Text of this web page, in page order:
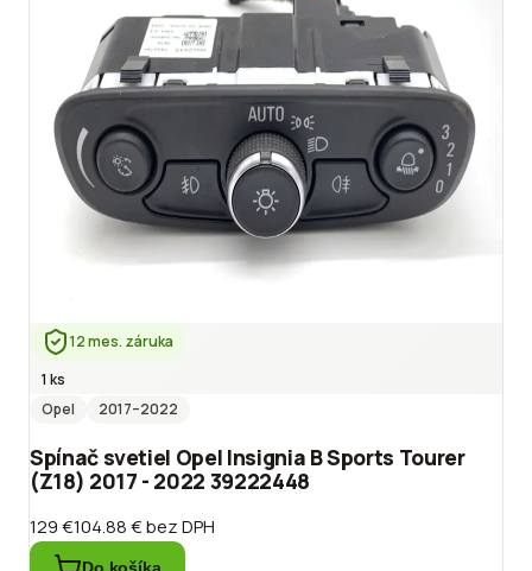
12 mes. záruka
1 ks
Opel
2017–2022
Spínač svetiel Opel Insignia B Sports Tourer
(Z18) 2017 - 2022 39222448
129 €104.88 €bez DPH